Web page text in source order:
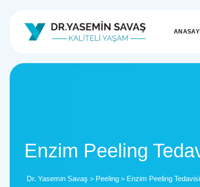
Enzim Peeling
Dr. Yasemin Savaş > Peeling > Enzim Peeling Tedavisi